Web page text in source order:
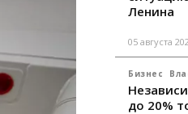
Ленина
05 августа
Бизнес
до 20%